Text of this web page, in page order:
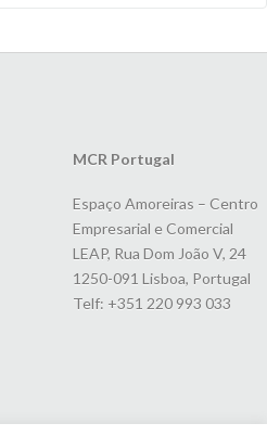
MCR Portugal
Espaço Amoreiras – Centro
Empresarial e Comercial
LEAP, Rua Dom João V, 24
1250-091 Lisboa, Portugal
Telf: +351 220 993 033